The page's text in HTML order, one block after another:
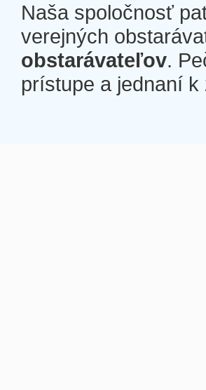
Naša spoločnosť
verejných
obstarávateľov.
prístupe a jednaní